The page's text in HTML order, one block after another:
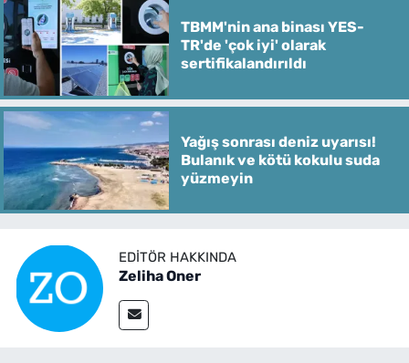
TBMM'nin ana binası YES-
TR'de 'çok iyi' olarak
sertifikalandırıldı
Yağış sonrası deniz uyarısı!
Bulanık ve kötü kokulu suda
yüzmeyin
EDITÖR HAKKINDA
Zeliha Oner